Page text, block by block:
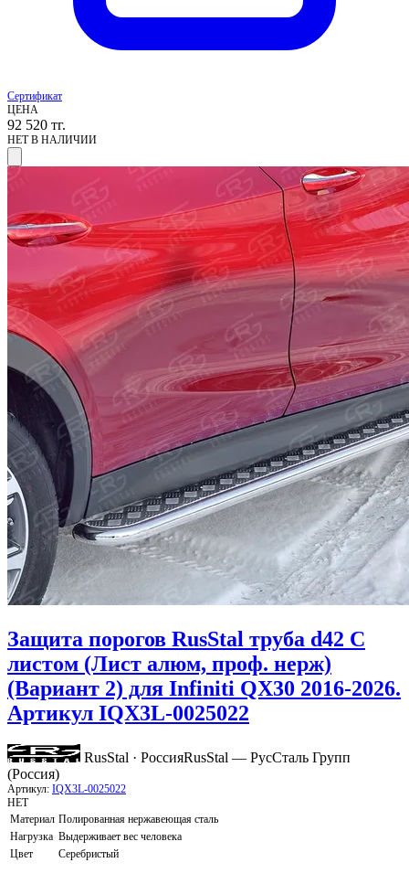
Сертификат
ЦЕНА
92 520 тг.
НЕТ В НАЛИЧИИ
Защита порогов RusStal труба d42 С
листом (Лист алюм, проф. нерж)
(Вариант 2) для Infiniti QX30 2016-2026.
Артикул IQX3L-0025022
RusStal · РоссияRusStal — РусСталь Групп
(Россия)
Артикул: IQX3L-0025022
НЕТ
Материал Полированная нержавеющая сталь
Нагрузка Выдерживает вес человека
Цвет
Серебристый